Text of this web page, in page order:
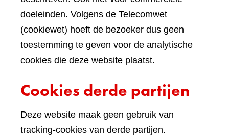
doeleinden. Volgens de Telecomwet
(cookiewet) hoeft de bezoeker dus geen
toestemming te geven voor de analytische
cookies die deze website plaatst.
Cookies derde partijen
Deze website maak geen gebruik van
tracking-cookies van derde partijen.